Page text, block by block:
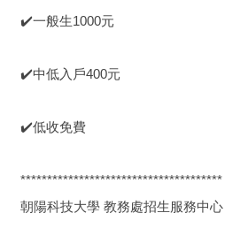
✔️一般生1000元
✔️中低入戶400元
✔️低收免費
**************************************
朝陽科技大學 教務處招生服務中心